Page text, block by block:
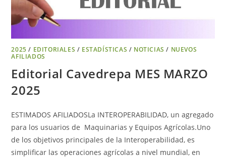
2025 / EDITORIALES / ESTADÍSTICAS / NOTICIAS / NUEVOS
AFILIADOS
Editorial Cavedrepa MES MARZO
2025
ESTIMADOS AFILIADOSLa INTEROPERABILIDAD, un agregado
para los usuarios de Maquinarias y Equipos Agrícolas.Uno
de los objetivos principales de la Interoperabilidad, es
simplificar las operaciones agrícolas a nivel mundial, en